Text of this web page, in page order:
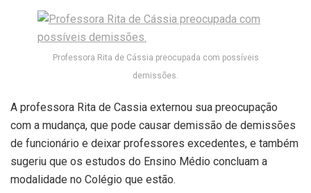
Professora Rita de Cássia preocupada com possíveis
demissões.
A professora Rita de Cassia externou sua preocupação
com a mudança, que pode causar demissão de demissões
de funcionário e deixar professores excedentes, e também
sugeriu que os estudos do Ensino Médio concluam a
modalidade no Colégio que estão.